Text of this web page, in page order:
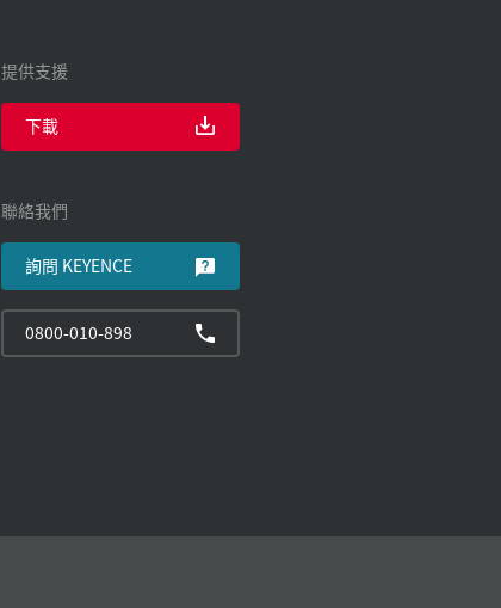
提供支援
下載
聯絡我們
詢問 KEYENCE
0800-010-898